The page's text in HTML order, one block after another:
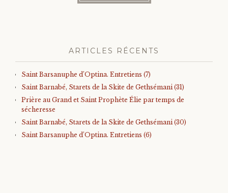
ARTICLES RÉCENTS
Saint Barsanuphe d’Optina. Entretiens (7)
Saint Barnabé, Starets de la Skite de Gethsémani (31)
Prière au Grand et Saint Prophète Élie par temps de
sécheresse
Saint Barnabé, Starets de la Skite de Gethsémani (30)
Saint Barsanuphe d’Optina. Entretiens (6)